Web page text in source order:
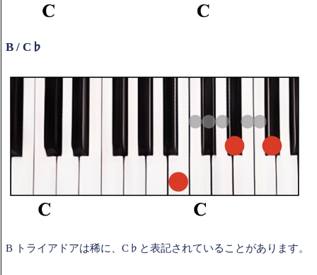
B / C♭
B トライアドアは稀に、C♭と表記されていることがあります。